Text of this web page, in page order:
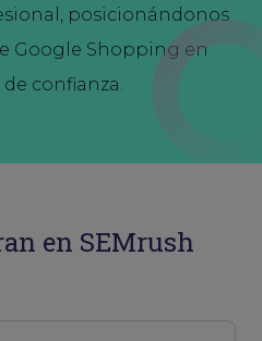
posicionándonos
Google Shopping en
confianza.
en SEMrush